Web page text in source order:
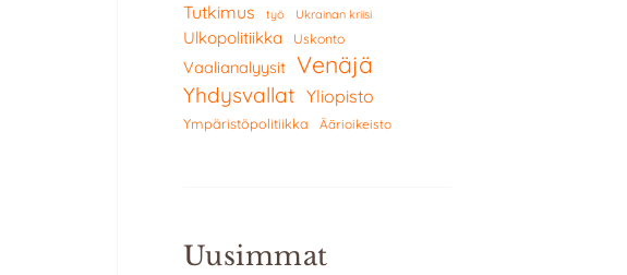
Tutkimus työ Ukrainan kriisi
Ulkopolitiikka Uskonto
Vaalianalyysit Venäjä
Yhdysvallat Yliopisto
Ympäristöpolitiikka Äärioikeisto
Uusimmat